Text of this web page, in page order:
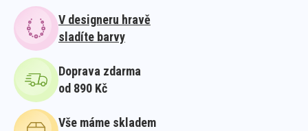
V designeru hravě
sladíte barvy
Doprava zdarma
od 890 Kč
Vše máme skladem